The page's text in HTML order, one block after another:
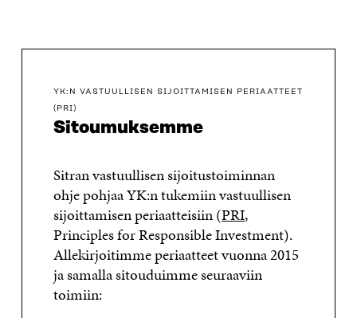
YK:N VASTUULLISEN SIJOITTAMISEN PERIAATTEET
(PRI)
Sitoumuksemme
Sitran vastuullisen sijoitustoiminnan
ohje pohjaa YK:n tukemiin vastuullisen
sijoittamisen periaatteisiin (PRI,
Principles for Responsible Investment).
Allekirjoitimme periaatteet vuonna 2015
ja samalla sitouduimme seuraaviin
toimiin: